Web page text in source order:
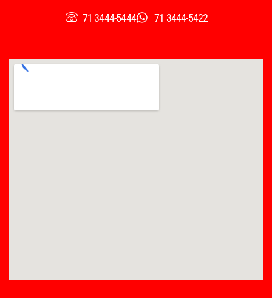
71 3444-5444
71 3444-5422